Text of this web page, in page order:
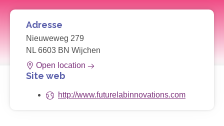
Adresse
Nieuweweg 279
NL 6603 BN Wijchen
Open location
Site web
http://www.futurelabinnovations.com